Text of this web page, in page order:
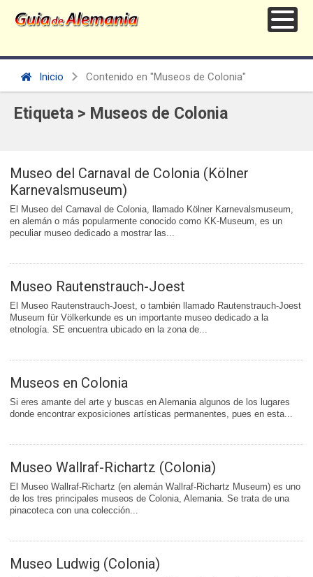
Inicio Contenido en "Museos de Colonia"
Etiqueta > Museos de Colonia
Museo del Carnaval de Colonia (Kölner
Karnevalsmuseum)
El Museo del Carnaval de Colonia, llamado Kölner Karnevalsmuseum,
en alemán o más popularmente conocido como KK-Museum, es un
peculiar museo dedicado a mostrar las...
Museo Rautenstrauch-Joest
El Museo Rautenstrauch-Joest, o también llamado Rautenstrauch-Joest
Museum für Völkerkunde es un importante museo dedicado a la
etnología. SE encuentra ubicado en la zona de...
Museos en Colonia
Si eres amante del arte y buscas en Alemania algunos de los lugares
donde encontrar exposiciones artísticas permanentes, pues en esta...
Museo Wallraf-Richartz (Colonia)
El Museo Wallraf-Richartz (en alemán Wallraf-Richartz Museum) es uno
de los tres principales museos de Colonia, Alemania. Se trata de una
pinacoteca con una colección...
Museo Ludwig (Colonia)